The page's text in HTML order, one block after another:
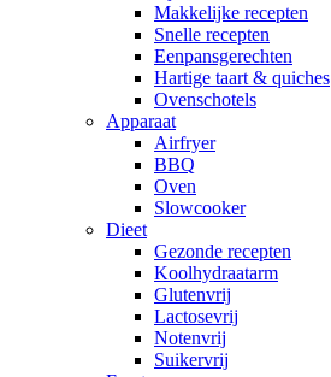
Makkelijke recepten
Snelle recepten
Eenpansgerechten
Hartige taart & quiches
Ovenschotels
Apparaat
Airfryer
BBQ
Oven
Slowcooker
Dieet
Gezonde recepten
Koolhydraatarm
Glutenvrij
Lactosevrij
Notenvrij
Suikervrij